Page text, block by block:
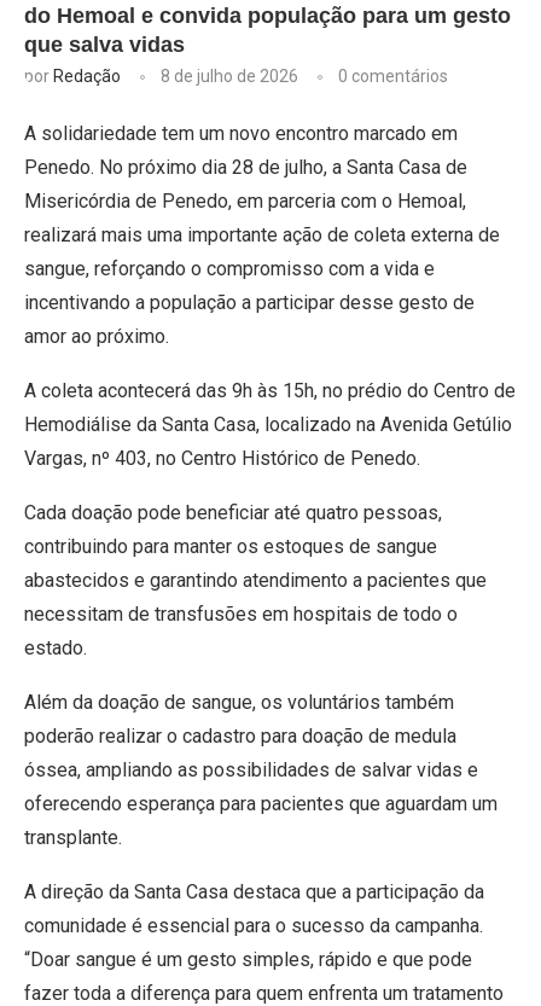
do Hemoal e convida população para um gesto
que salva vidas
por Redação 8 de julho de 2026 0 comentários
A solidariedade tem um novo encontro marcado em
Penedo. No próximo dia 28 de julho, a Santa Casa de
Misericórdia de Penedo, em parceria com o Hemoal,
realizará mais uma importante ação de coleta externa de
sangue, reforçando o compromisso com a vida e
incentivando a população a participar desse gesto de
amor ao próximo.
A coleta acontecerá das 9h às 15h, no prédio do Centro de
Hemodiálise da Santa Casa, localizado na Avenida Getúlio
Vargas, nº 403, no Centro Histórico de Penedo.
Cada doação pode beneficiar até quatro pessoas,
contribuindo para manter os estoques de sangue
abastecidos e garantindo atendimento a pacientes que
necessitam de transfusões em hospitais de todo o
estado.
Além da doação de sangue, os voluntários também
poderão realizar o cadastro para doação de medula
óssea, ampliando as possibilidades de salvar vidas e
oferecendo esperança para pacientes que aguardam um
transplante.
A direção da Santa Casa destaca que a participação da
comunidade é essencial para o sucesso da campanha.
“Doar sangue é um gesto simples, rápido e que pode
fazer toda a diferença para quem enfrenta um tratamento